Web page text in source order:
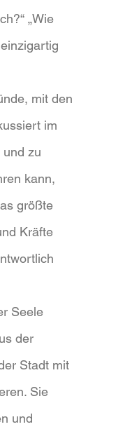
„Wie
mit den
im
zu
kann,
größte
Kräfte
Seele
der
Stadt mit
Sie
und